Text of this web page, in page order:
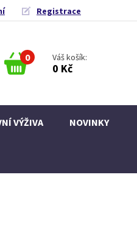
Registrace
0 Váš košík:
0 Kč
VÝŽIVA NOVINKY